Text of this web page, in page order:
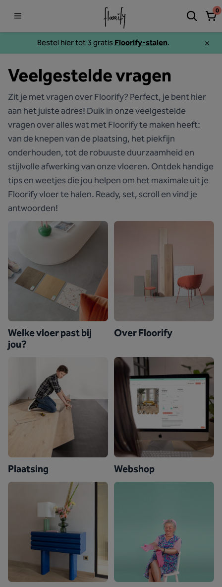
Bestel hier tot 3 gratis Floorify-stalen.
0
Veelgestelde vragen
Zit je met vragen over Floorify? Perfect, je bent hier
aan het juiste adres! Duik in onze veelgestelde
vragen over alles wat met Floorify te maken heeft:
van de knepen van de plaatsing, het piekfijn
onderhouden, tot de robuuste duurzaamheid en
stijlvolle afwerking van onze vloeren. Ontdek handige
tips en weetjes die jou helpen om het maximale uit je
Floorify vloer te halen. Ready, set, scroll en vind je
antwoorden!
Welke vloer past bij
jou?
Over Floorify
Plaatsing Webshop